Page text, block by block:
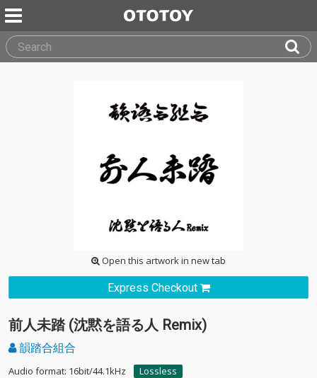
Open this artwork in new tab
Express Checkout
前人未踏 (沈黙を語る人 Remix)
韻踏合組合
Audio format: 16bit/44.1kHz
Lossless